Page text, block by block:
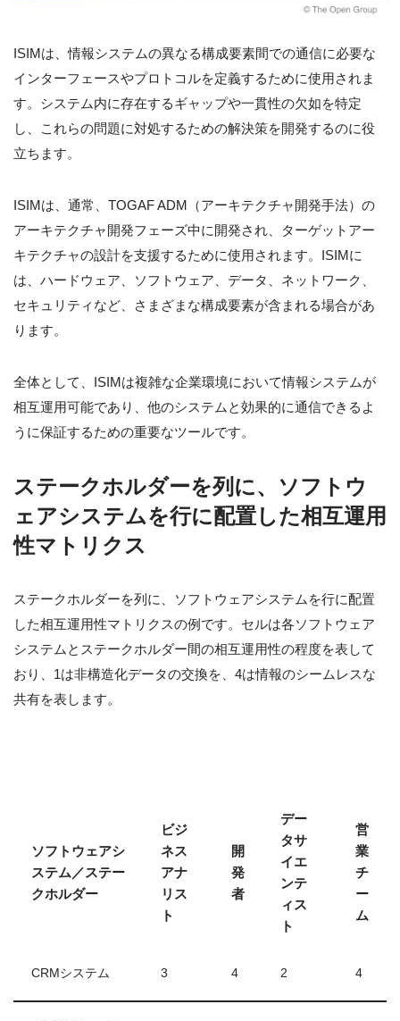
ISIMは、情報システムの異なる構成要素間での通信に必要な
インターフェースやプロトコルを定義するために使用されま
す。システム内に存在するギャップや一貫性の欠如を特定
し、これらの問題に対処するための解決策を開発するのに役
立ちます。
ISIMは、通常、TOGAF ADM（アーキテクチャ開発手法）の
アーキテクチャ開発フェーズ中に開発され、ターゲットアー
キテクチャの設計を支援するために使用されます。ISIMに
は、ハードウェア、ソフトウェア、データ、ネットワーク、
セキュリティなど、さまざまな構成要素が含まれる場合があ
ります。
全体として、ISIMは複雑な企業環境において情報システムが
相互運用可能であり、他のシステムと効果的に通信できるよ
うに保証するための重要なツールです。
ステークホルダーを列に、ソフトウ
ェアシステムを行に配置した相互運用
性マトリクス
ステークホルダーを列に、ソフトウェアシステムを行に配置
した相互運用性マトリクスの例です。セルは各ソフトウェア
システムとステークホルダー間の相互運用性の程度を表して
おり、1は非構造化データの交換を、4は情報のシームレスな
共有を表します。
ソフトウェアシ
ステム／ステー
クホルダー
ビジ
ネス
アナ
リス
ト
開
発
者
デー
タサ
イエ
ンテ
ィス
ト
営
業
チ
ー
ム
CRMシステム 3 4 2 4